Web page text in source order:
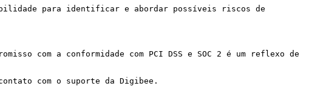
para identificar e abordar possíveis riscos de
com a conformidade com PCI DSS e SOC 2 é um reflexo de
com o suporte da Digibee.